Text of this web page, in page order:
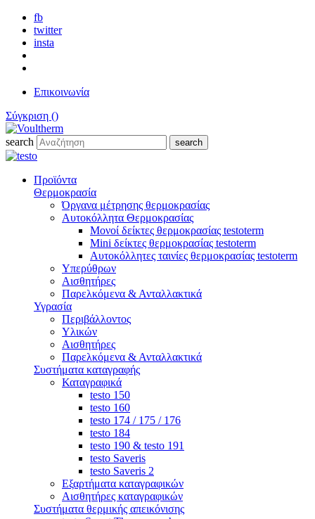
fb
twitter
insta
Επικοινωνία
Σύγκριση ()
search search
Προϊόντα
Θερμοκρασία
Όργανα μέτρησης θερμοκρασίας
Αυτοκόλλητα Θερμοκρασίας
Μονοί δείκτες θερμοκρασίας testoterm
Mini δείκτες θερμοκρασίας testoterm
Αυτοκόλλητες ταινίες θερμοκρασίας testoterm
Υπερύθρων
Αισθητήρες
Παρελκόμενα & Ανταλλακτικά
Υγρασία
Περιβάλλοντος
Υλικών
Αισθητήρες
Παρελκόμενα & Ανταλλακτικά
Συστήματα καταγραφής
Καταγραφικά
testo 150
testo 160
testo 174 / 175 / 176
testo 184
testo 190 & testo 191
testo Saveris
testo Saveris 2
Εξαρτήματα καταγραφικών
Αισθητήρες καταγραφικών
Συστήματα θερμικής απεικόνισης